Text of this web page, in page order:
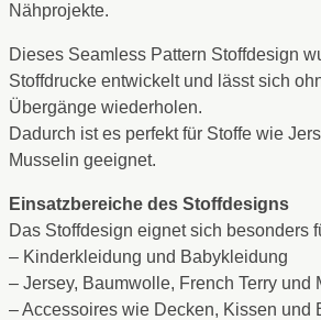
Nähprojekte.
Dieses Seamless Pattern Stoffdesign
Stoffdrucke entwickelt und lässt sich
Übergänge wiederholen.
Dadurch ist es perfekt für Stoffe wie
Musselin geeignet.
Einsatzbereiche des Stoffdesigns
Das Stoffdesign eignet sich besonders
– Kinderkleidung und Babykleidung
– Jersey, Baumwolle, French Terry und
– Accessoires wie Decken, Kissen und